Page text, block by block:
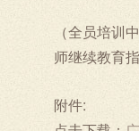
（全员培训
师继续教育
附件: